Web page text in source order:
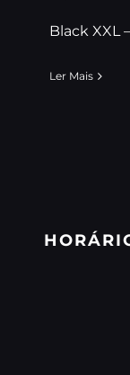
Black XXL
Ler Mais